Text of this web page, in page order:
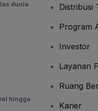
dunia
hingga
Distribusi
Program
Investor
Layanan
Ruang
Karier